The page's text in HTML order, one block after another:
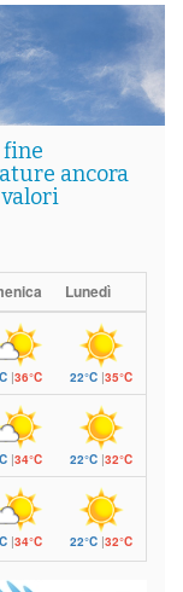
ancora
Lunedì
|36°C 22°C |35°C
|34°C 22°C |32°C
|34°C 22°C |32°C